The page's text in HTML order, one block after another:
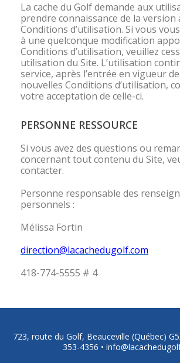
La cache du Golf demande aux
prendre connaissance de la version
Conditions d’utilisation. Si vous
à une quelconque modification
Conditions d’utilisation, veuillez
utilisation du Site. L’utilisation
service, après l’entrée en vigueur
nouvelles Conditions d’utilisation,
votre acceptation de celle-ci.
PERSONNE RESSOURCE
Si vous avez des questions ou
concernant tout contenu du Site,
contacter.
Personne responsable des
personnels :
Mélissa Fortin
direction@lacachedugolf.com
418-774-5555 # 4
723, route du Golf, Beauceville (Québec)
353-4356 •